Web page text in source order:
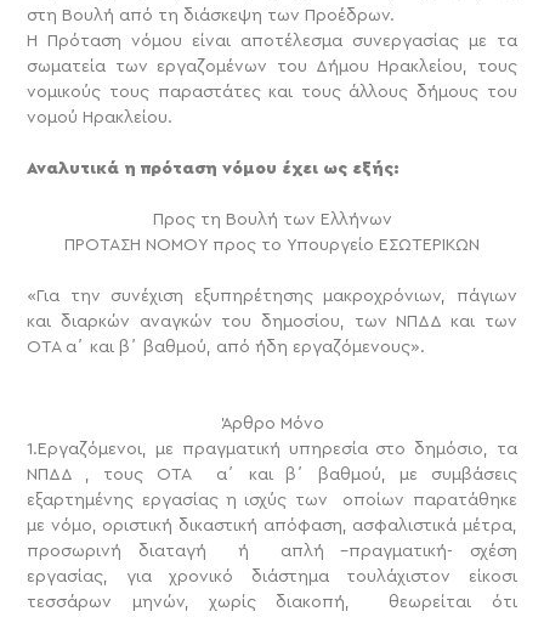
στη Βουλή από τη διάσκεψη των Προέδρων.
Η Πρόταση νόμου είναι αποτέλεσμα συνεργασίας με τα
σωματεία των εργαζομένων του Δήμου Ηρακλείου, τους
νομικούς τους παραστάτες και τους άλλους δήμους του
νομού Ηρακλείου.
Αναλυτικά η πρόταση νόμου έχει ως εξής:
Προς τη Βουλή των Ελλήνων
ΠΡΟΤΑΣΗ ΝΟΜΟΥ προς το Υπουργείο ΕΣΩΤΕΡΙΚΩΝ
«Για την συνέχιση εξυπηρέτησης μακροχρόνιων, πάγιων
και διαρκών αναγκών του δημοσίου, των ΝΠΔΔ και των
ΟΤΑ α΄ και β΄ βαθμού, από ήδη εργαζόμενους».
Άρθρο Μόνο
1.Εργαζόμενοι, με πραγματική υπηρεσία στο δημόσιο, τα
ΝΠΔΔ , τους ΟΤΑ α΄ και β΄ βαθμού, με συμβάσεις
εξαρτημένης εργασίας η ισχύς των οποίων παρατάθηκε
με νόμο, οριστική δικαστική απόφαση, ασφαλιστικά μέτρα,
προσωρινή διαταγή ή απλή –πραγματική- σχέση
εργασίας, για χρονικό διάστημα τουλάχιστον είκοσι
τεσσάρων μηνών, χωρίς διακοπή, θεωρείται ότι